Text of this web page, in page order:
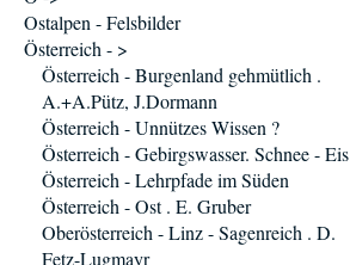
Ostalpen - Felsbilder
Österreich - >
Österreich - Burgenland gehmütlich .
A.+A.Pütz, J.Dormann
Österreich - Unnützes Wissen ?
Österreich - Gebirgswasser. Schnee - Eis
Österreich - Lehrpfade im Süden
Österreich - Ost . E. Gruber
Oberösterreich - Linz - Sagenreich . D.
Fetz-Lugmayr